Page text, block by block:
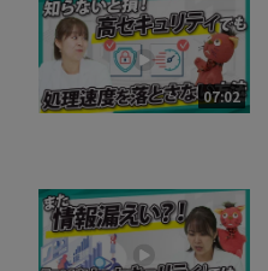
07:02